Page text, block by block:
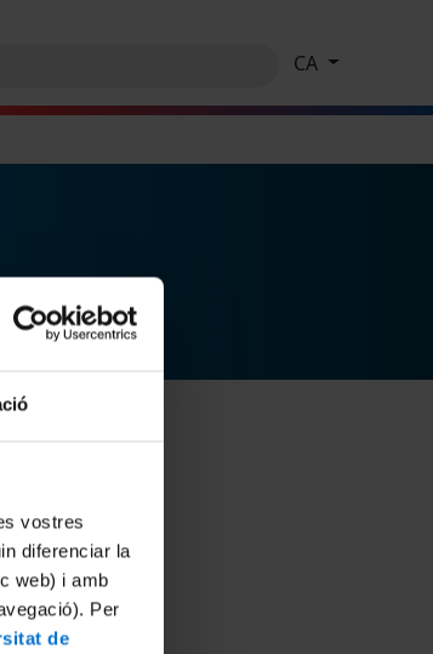
vostres
diferenciar la
web) i amb
Per
de
CA